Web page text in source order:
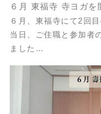
６月 東福寺 寺ヨガを
６月、東福寺にて2回
当日、ご住職と参加者
ました…